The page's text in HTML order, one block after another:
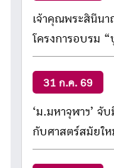
เจ้าคุณพระสินีน
โครงการอบรม “
พระสอนศีลธรรม
สอนศีลธรรม ก
31 ก.ค. 69
‘ม.มหาจุฬาฯ’ จั
กับศาสตร์สมัยใ